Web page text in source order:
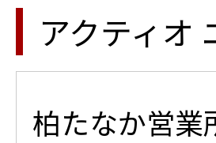
アクティオ
柏たなか営業